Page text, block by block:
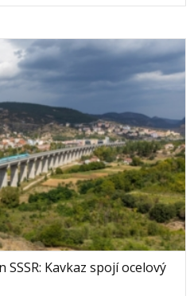
Kavkaz spojí ocelový